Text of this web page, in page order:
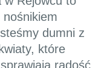
dumni z
które
radość